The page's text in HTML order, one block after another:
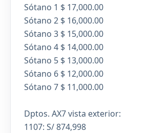
Sótano 1 $ 17,000.00
Sótano 2 $ 16,000.00
Sótano 3 $ 15,000.00
Sótano 4 $ 14,000.00
Sótano 5 $ 13,000.00
Sótano 6 $ 12,000.00
Sótano 7 $ 11,000.00
Dptos. AX7 vista exterior:
1107: S/ 874,998